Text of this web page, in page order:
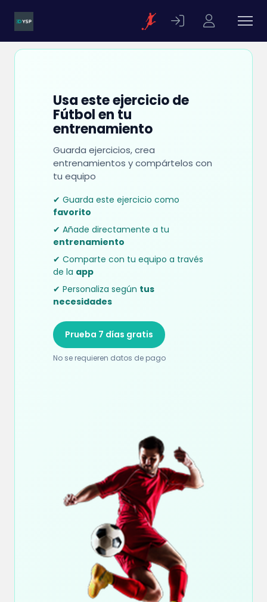
Usa este ejercicio de
Fútbol en tu
entrenamiento
Guarda ejercicios, crea
entrenamientos y compártelos con
tu equipo
✔ Guarda este ejercicio como
favorito
✔ Añade directamente a tu
entrenamiento
✔ Comparte con tu equipo a través
de la app
✔ Personaliza según tus
necesidades
Prueba 7 días gratis
No se requieren datos de pago